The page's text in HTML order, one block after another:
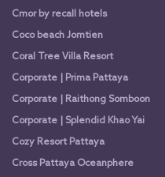
Cmor by recall hotels
Coco beach Jomtien
Coral Tree Villa Resort
Corporate | Prima Pattaya
Corporate | Raithong Somboon
Corporate | Splendid Khao Yai
Cozy Resort Pattaya
Cross Pattaya Oceanphere